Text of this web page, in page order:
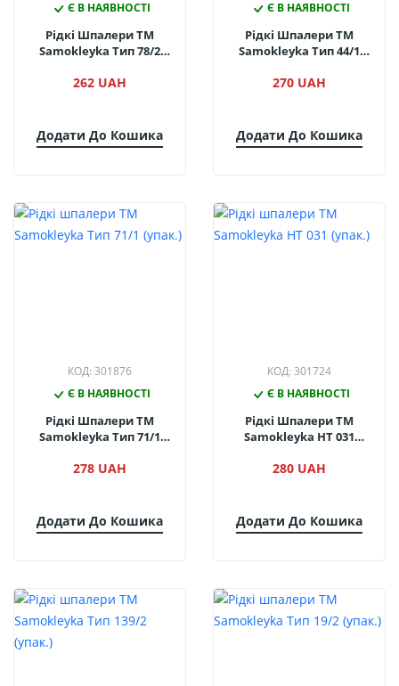
Є В НАЯВНОСТІ
Рідкі Шпалери ТМ
Samokleyka Тип 78/2
262 UAH
Додати До Кошика
Є В НАЯВНОСТІ
Рідкі Шпалери ТМ
Samokleyka Тип 44/1
270 UAH
Додати До Кошика
КОД: 301876
Є В НАЯВНОСТІ
Рідкі Шпалери ТМ
Samokleyka Тип 71/1
278 UAH
Додати До Кошика
КОД: 301724
Є В НАЯВНОСТІ
Рідкі Шпалери ТМ
Samokleyka НТ 031
280 UAH
Додати До Кошика